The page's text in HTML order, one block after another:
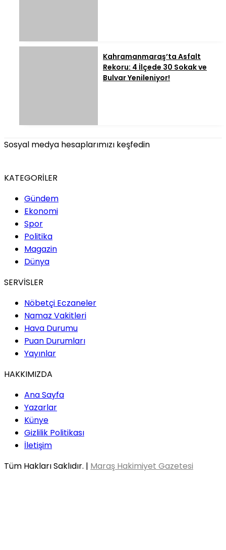
Kahramanmaraş’ta Asfalt
Rekoru: 4 İlçede 30 Sokak ve
Bulvar Yenileniyor!
Sosyal medya hesaplarımızı keşfedin
KATEGORİLER
Gündem
Ekonomi
Spor
Politika
Magazin
Dünya
SERVİSLER
Nöbetçi Eczaneler
Namaz Vakitleri
Hava Durumu
Puan Durumları
Yayınlar
HAKKIMIZDA
Ana Sayfa
Yazarlar
Künye
Gizlilik Politikası
İletişim
Tüm Hakları Saklıdır. | Maraş Hakimiyet Gazetesi